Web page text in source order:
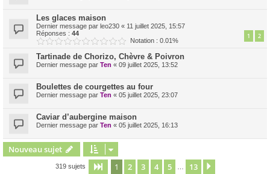
Les glaces maison
Dernier message par leo230 « 11 juillet 2025, 15:57
Réponses : 44 1 2
Notation : 0.01%
Tartinade de Chorizo, Chèvre & Poivron
Dernier message par Ten « 09 juillet 2025, 13:52
Boulettes de courgettes au four
Dernier message par Ten « 05 juillet 2025, 23:07
Caviar d’aubergine maison
Dernier message par Ten « 05 juillet 2025, 16:13
Nouveau sujet
319 sujets Page 1sur13
1 2 3 4 5 13